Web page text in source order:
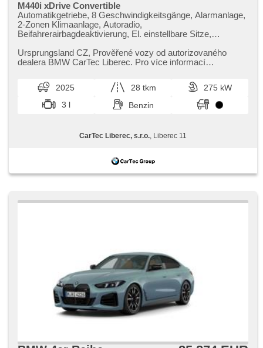
M440i xDrive Convertible
Automatikgetriebe, 8 Geschwindigkeitsgänge, Alarmanlage,
2-Zonen Klimaanlage, Autoradio,
Beifahrerairbagdeaktivierung, El. einstellbare Sitze,
beheizte Lenkrad, Rolldach, el. tažné zařízení, bezklíčové
odemykání, bezklíčové startování, beheizte Sitze,
denní svícení
Ursprungsland CZ,​ Prověřené vozy od autorizovaného
dealera BMW CarTec Liberec. Pro více informací
2025 28 tkm
275 kW
3 l
Benzin
CarTec Liberec, s.r.o. , Liberec 11